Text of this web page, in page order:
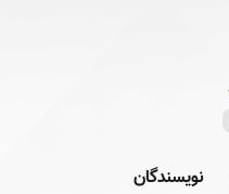
نویسندگان